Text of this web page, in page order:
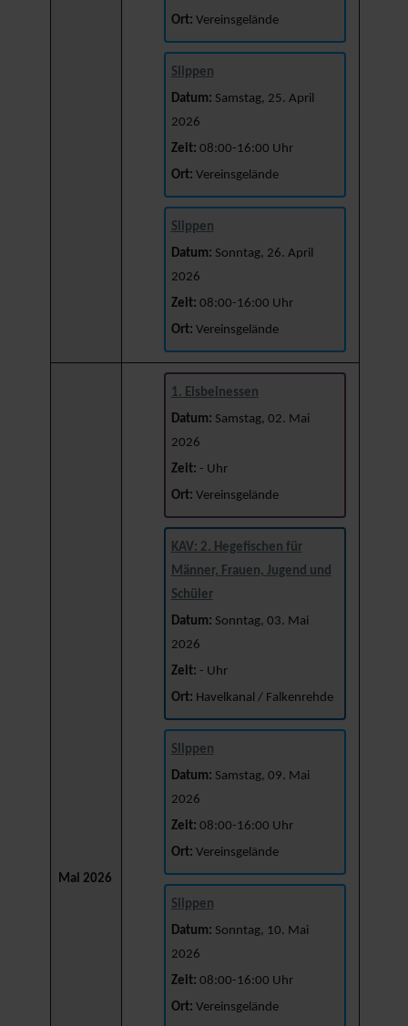
Ort: Vereinsgelände
Slippen
Datum: Samstag, 25. April
2026
Zeit: 08:00-16:00 Uhr
Ort: Vereinsgelände
Slippen
Datum: Sonntag, 26. April
2026
Zeit: 08:00-16:00 Uhr
Ort: Vereinsgelände
Mai 2026
1. Eisbeinessen
Datum: Samstag, 02. Mai
2026
Zeit: - Uhr
Ort: Vereinsgelände
KAV: 2. Hegefischen für
Männer, Frauen, Jugend und
Schüler
Datum: Sonntag, 03. Mai
2026
Zeit: - Uhr
Ort: Havelkanal / Falkenrehde
Slippen
Datum: Samstag, 09. Mai
2026
Zeit: 08:00-16:00 Uhr
Ort: Vereinsgelände
Slippen
Datum: Sonntag, 10. Mai
2026
Zeit: 08:00-16:00 Uhr
Ort: Vereinsgelände